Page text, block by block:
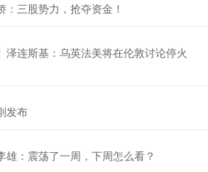
三股势力，抢夺资金！
泽连斯基：乌英法美将在伦敦讨论停火
发布
雄：震荡了一周，下周怎么看？